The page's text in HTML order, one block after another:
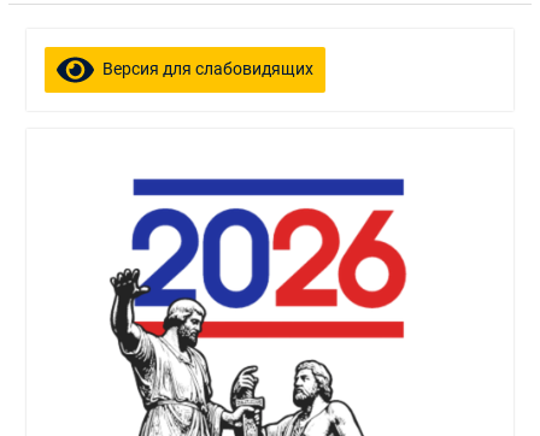
Версия для слабовидящих